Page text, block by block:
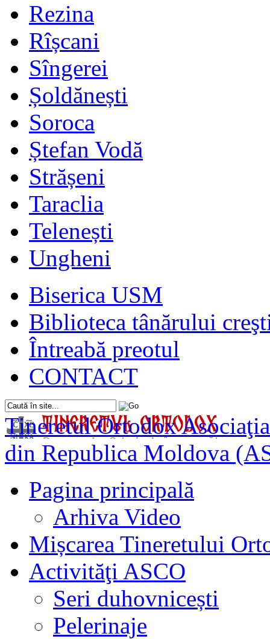
Rezina
Rîșcani
Sîngerei
Șoldănești
Soroca
Ștefan Vodă
Strășeni
Taraclia
Telenești
Ungheni
Biserica USM
Biblioteca tânărului
Întreabă preotul
CONTACT
Tineretul Ortodox
din Republica Moldova
Pagina principală
Arhiva Video
Mișcarea Tineretului
Activităţi ASCO
Seri duhovnicești
Pelerinaje